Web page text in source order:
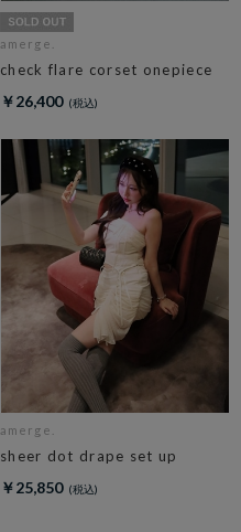
amerge.
check flare corset onepiece
￥26,400
amerge.
sheer dot drape set up
￥25,850